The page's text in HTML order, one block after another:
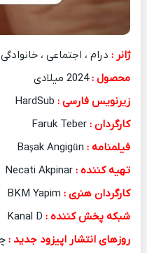
ژانر :درام ، اجتماعی ، خانوادگی
محصول :2024 میلادی
زیرنویس فارسی :HardSub
کارگردان :Faruk Teber
فیلمنامه :Başak Angigün
تهیه کننده :Necati Akpinar
کارگردان هنری :BKM Yapim
شبکه پخش کننده :Kanal D
روزهای انتشار اپیزود جدید :